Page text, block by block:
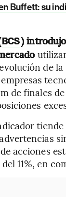
Buffett: su
BCS)
de
de finales
acciones
11%, en